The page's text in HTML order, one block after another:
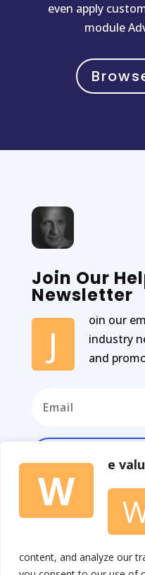
W e
content, and analyze our
even apply
module
Join Our
Newsletter
J
oin our
industry
and
Copyright © 2026